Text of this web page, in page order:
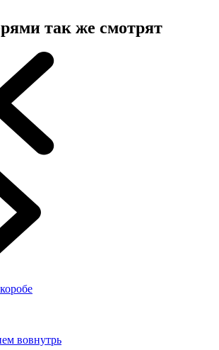
так же смотрят
вовнутрь